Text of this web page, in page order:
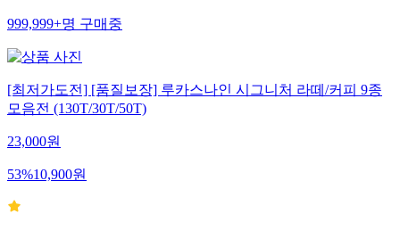
999,999+명 구매중
[최저가도전] [품질보장] 루카스나인 시그니처 라떼/커피 9종
모음전 (130T/30T/50T)
23,000원
53%10,900원